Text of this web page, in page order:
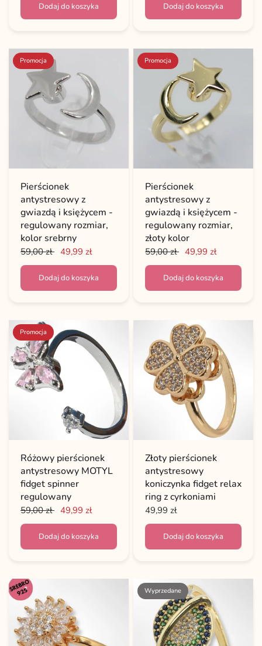
Dodaj do koszyka Dodaj do koszyka
Promocja
Pierścionek
antystresowy z
gwiazdą i księżycem -
regulowany rozmiar,
kolor srebrny
59,00 zł 49,99 zł
Dodaj do koszyka
Promocja
Pierścionek
antystresowy z
gwiazdą i księżycem -
regulowany rozmiar,
złoty kolor
59,00 zł 49,99 zł
Dodaj do koszyka
Promocja
Różowy pierścionek
antystresowy MOTYL
fidget spinner
regulowany
59,00 zł 49,99 zł
Dodaj do koszyka
Złoty pierścionek
antystresowy
koniczynka fidget relax
ring z cyrkoniami
49,99 zł
Dodaj do koszyka
Wyprzedane